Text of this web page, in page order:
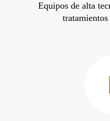
Equipos de alta
tratamientos